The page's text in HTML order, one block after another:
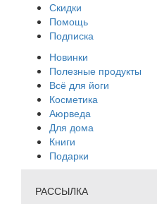
Скидки
Помощь
Подписка
Новинки
Полезные продукты
Всё для йоги
Косметика
Аюрведа
Для дома
Книги
Подарки
РАССЫЛКА